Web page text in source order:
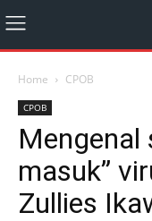
Home CPOB
CPOB
Mengenal
masuk”
Zullies